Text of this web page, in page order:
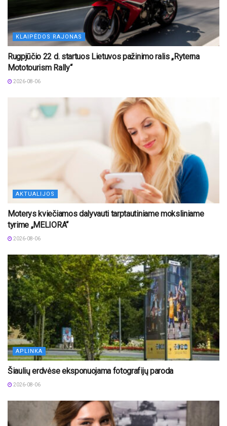
KLAIPĖDOS RAJONAS
Rugpjūčio 22 d. startuos Lietuvos pažinimo ralis „Ryterna
Mototourism Rally“
2026-08-06
AKTUALIJOS
Moterys kviečiamos dalyvauti tarptautiniame moksliniame
tyrime „MELIORA“
2026-08-06
APLINKA
Šiaulių erdvėse eksponuojama fotografijų paroda
2026-08-06